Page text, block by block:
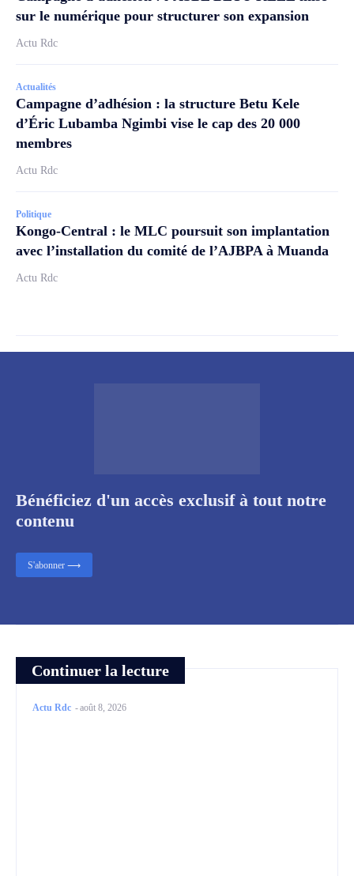
sur le numérique pour structurer son expansion
Actu Rdc
Actualités
Campagne d’adhésion : la structure Betu Kele
d’Éric Lubamba Ngimbi vise le cap des 20 000
membres
Actu Rdc
Politique
Kongo-Central : le MLC poursuit son implantation
avec l’installation du comité de l’AJBPA à Muanda
Actu Rdc
Continuer la lecture
Actu Rdc -août 8, 2026
Bénéficiez d'un accès exclusif à tout notre
contenu
S'abonner ⟶